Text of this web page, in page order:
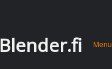
Blender.fi Menu